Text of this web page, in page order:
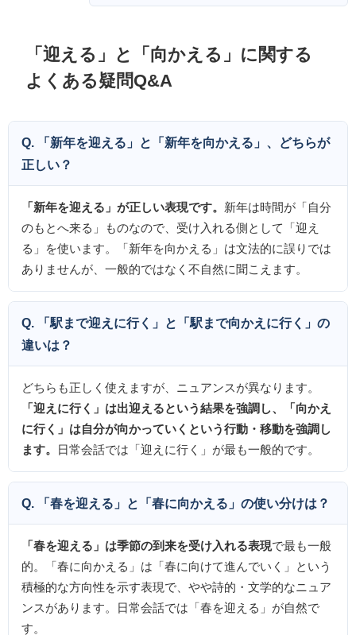
「迎える」と「向かえる」に関する
よくある疑問Q&A
Q. 「新年を迎える」と「新年を向かえる」、どちらが
正しい？
「新年を迎える」が正しい表現です。 新年は時間が「自分
のもとへ来る」ものなので、受け入れる側として「迎え
る」を使います。「新年を向かえる」は文法的に誤りでは
ありませんが、一般的ではなく不自然に聞こえます。
Q. 「駅まで迎えに行く」と「駅まで向かえに行く」の
違いは？
どちらも正しく使えますが、ニュアンスが異なります。
「迎えに行く」は出迎えるという結果を強調し、「向かえ
に行く」は自分が向かっていくという行動・移動を強調し
ます。
日常会話では「迎えに行く」が最も一般的です。
Q. 「春を迎える」と「春に向かえる」の使い分けは？
「春を迎える」は季節の到来を受け入れる表現で最も一般
的。「春に向かえる」は「春に向けて進んでいく」という
積極的な方向性を示す表現で、やや詩的・文学的なニュア
ンスがあります。日常会話では「春を迎える」が自然で
す。